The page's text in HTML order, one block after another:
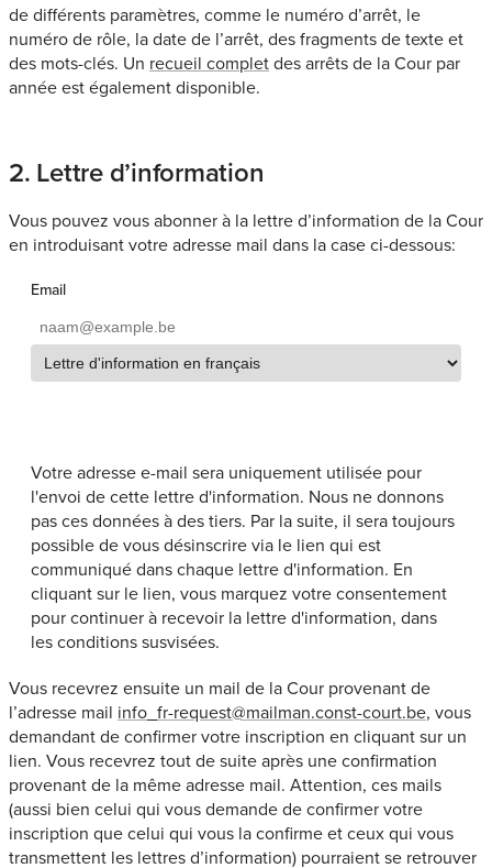
de différents paramètres, comme le numéro d’arrêt, le
numéro de rôle, la date de l’arrêt, des fragments de texte et
des mots-clés. Un recueil completdes arrêts de la Cour par
année est également disponible.
2. Lettre d’information
Vous pouvez vous abonner à la lettre d’information de la Cour
en introduisant votre adresse mail dans la case ci-dessous:
Email
Votre adresse e-mail sera uniquement utilisée pour
l'envoi de cette lettre d'information. Nous ne donnons
pas ces données à des tiers. Par la suite, il sera toujours
possible de vous désinscrire via le lien qui est
communiqué dans chaque lettre d'information. En
cliquant sur le lien, vous marquez votre consentement
pour continuer à recevoir la lettre d'information, dans
les conditions susvisées.
Vous recevrez ensuite un mail de la Cour provenant de
l’adresse mail info_fr-request@mailman.const-court.be, vous
demandant de confirmer votre inscription en cliquant sur un
lien. Vous recevrez tout de suite après une confirmation
provenant de la même adresse mail. Attention, ces mails
(aussi bien celui qui vous demande de confirmer votre
inscription que celui qui vous la confirme et ceux qui vous
transmettent les lettres d’information) pourraient se retrouver